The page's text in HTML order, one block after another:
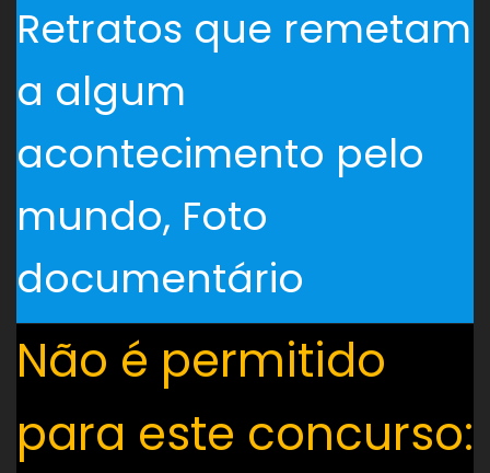
Retratos que remetam
a algum
acontecimento pelo
mundo, Foto
documentário
Não é permitido
para este concurso: